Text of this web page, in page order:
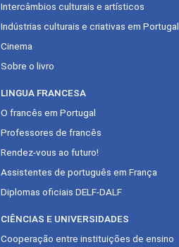
Intercâmbios culturais e artísticos
Indústrias culturais e criativas em Portugal
Cinema
Sobre o livro
LINGUA FRANCESA
O francês em Portugal
Professores de francês
Rendez-vous ao futuro!
Assistentes de português em França
Diplomas oficiais DELF-DALF
CIÊNCIAS E UNIVERSIDADES
Cooperação entre instituições de ensino